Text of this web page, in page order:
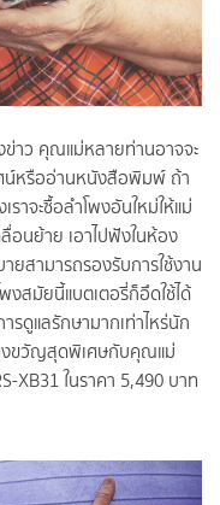
าว คุณแม่หลายท่านอาจจะ
น์หรืออ่านหนังสือพิมพ์ ถ้า
าจะซื้อลำโพงอันใหม่ให้แม่
นย้าย เอาไปฟังในห้อง
สามารถรองรับการใช้งาน
งสมัยนี้แบตเตอรี่ก็อึดใช้ได้
รดูแลรักษามากเท่าไหร่นัก
งขวัญสุดพิเศษกับคุณแม่
XB31 ในราคา 5,490 บาท